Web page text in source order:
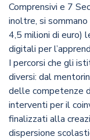
Comprensivi e 7
inoltre, si
4,5 milioni di euro)
digitali per
I percorsi che gli
diversi: dal
delle competenze
interventi per il
finalizzati alla
dispersione